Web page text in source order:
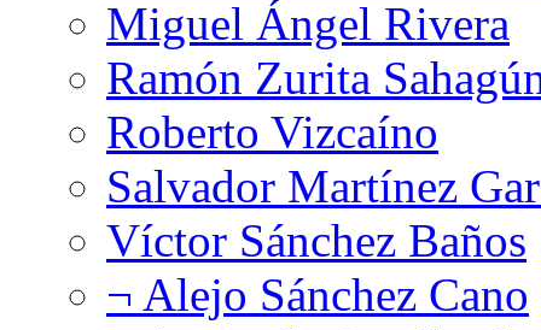
Miguel Ángel Rivera
Ramón Zurita
Roberto Vizcaíno
Salvador Martínez
Víctor Sánchez Baños
¬ Alejo Sánchez Cano